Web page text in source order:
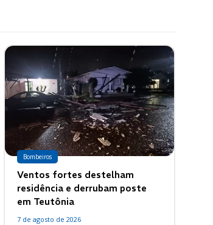
Bombeiros
Ventos fortes destelham
residência e derrubam poste
em Teutônia
7 de agosto de 2026